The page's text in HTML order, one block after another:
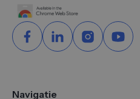
Navigatie